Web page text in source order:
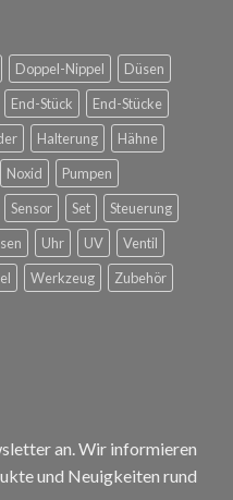
Doppel-Nippel
Düsen
End-Stück
End-Stücke
Halterung
Hähne
Noxid
Pumpen
Sensor Set
Steuerung
Uhr UV
Ventil
Werkzeug
Zubehör
an. Wir informieren
und Neuigkeiten rund